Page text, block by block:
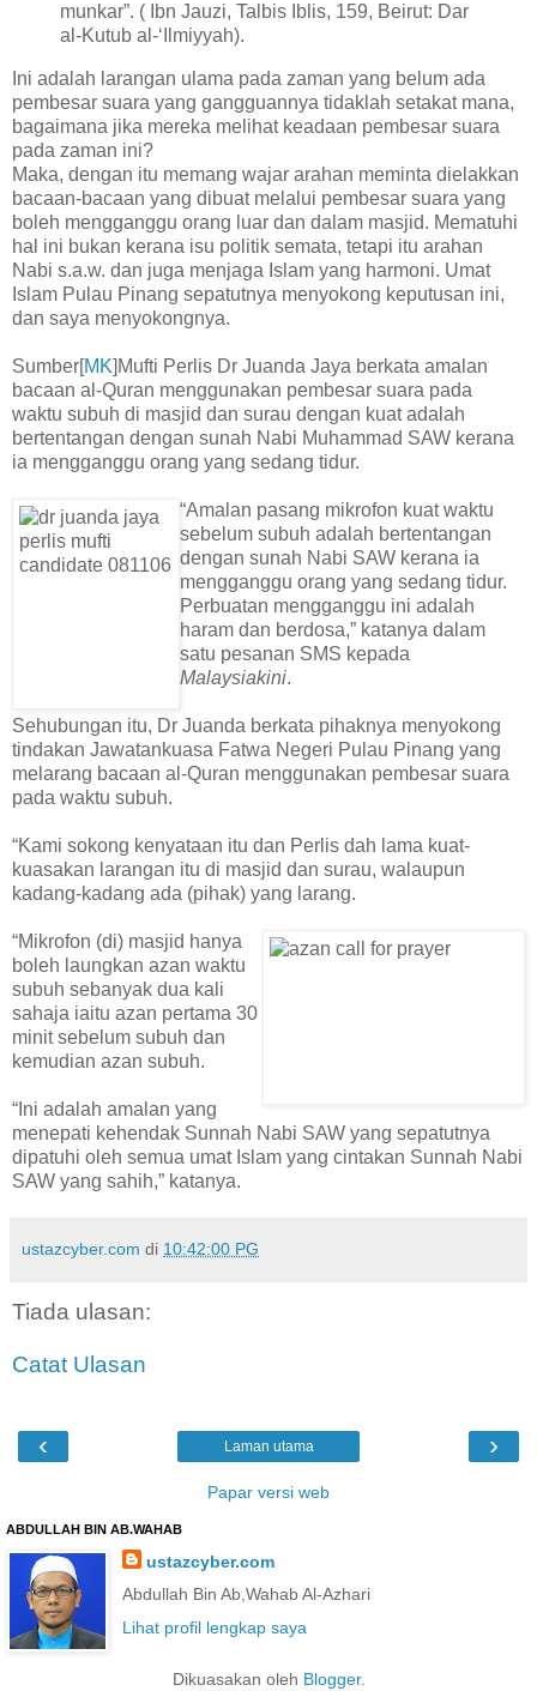
munkar”. ( Ibn Jauzi, Talbis Iblis, 159, Beirut: Dar
al-Kutub al-‘Ilmiyyah).
Ini adalah larangan ulama pada zaman yang belum ada
pembesar suara yang gangguannya tidaklah setakat mana,
bagaimana jika mereka melihat keadaan pembesar suara
pada zaman ini?
Maka, dengan itu memang wajar arahan meminta dielakkan
bacaan-bacaan yang dibuat melalui pembesar suara yang
boleh mengganggu orang luar dan dalam masjid. Mematuhi
hal ini bukan kerana isu politik semata, tetapi itu arahan
Nabi s.a.w. dan juga menjaga Islam yang harmoni. Umat
Islam Pulau Pinang sepatutnya menyokong keputusan ini,
dan saya menyokongnya.
Sumber[MK]Mufti Perlis Dr Juanda Jaya berkata amalan
bacaan al-Quran menggunakan pembesar suara pada
waktu subuh di masjid dan surau dengan kuat adalah
bertentangan dengan sunah Nabi Muhammad SAW kerana
ia mengganggu orang yang sedang tidur.
“Amalan pasang mikrofon kuat waktu
sebelum subuh adalah bertentangan
dengan sunah Nabi SAW kerana ia
mengganggu orang yang sedang tidur.
Perbuatan mengganggu ini adalah
haram dan berdosa,” katanya dalam
satu pesanan SMS kepada
Malaysiakini.
Sehubungan itu, Dr Juanda berkata pihaknya menyokong
tindakan Jawatankuasa Fatwa Negeri Pulau Pinang yang
melarang bacaan al-Quran menggunakan pembesar suara
pada waktu subuh.
“Kami sokong kenyataan itu dan Perlis dah lama kuat-
kuasakan larangan itu di masjid dan surau, walaupun
kadang-kadang ada (pihak) yang larang.
“Mikrofon (di) masjid hanya
boleh laungkan azan waktu
subuh sebanyak dua kali
sahaja iaitu azan pertama 30
minit sebelum subuh dan
kemudian azan subuh.
“Ini adalah amalan yang
menepati kehendak Sunnah Nabi SAW yang sepatutnya
dipatuhi oleh semua umat Islam yang cintakan Sunnah Nabi
SAW yang sahih,” katanya.
ustazcyber.com di 10:42:00 PG
Tiada ulasan:
Catat Ulasan
‹ ›
Laman utama
Papar versi web
ABDULLAH BIN AB.WAHAB
ustazcyber.com
Abdullah Bin Ab,Wahab Al-Azhari
Lihat profil lengkap saya
Dikuasakan oleh Blogger.